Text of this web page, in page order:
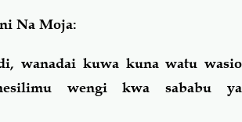
Na Moja:
wanadai kuwa kuna watu wasio
wengi kwa sababu ya